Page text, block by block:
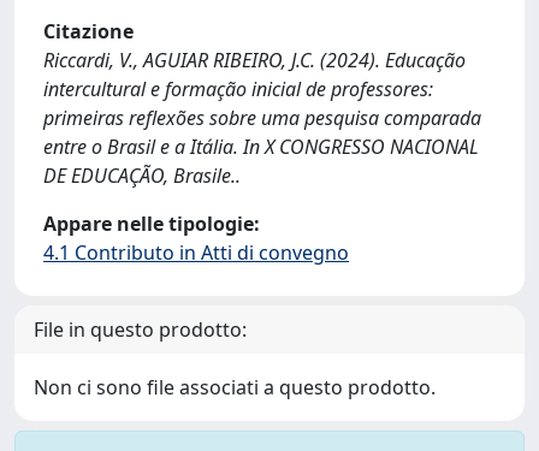
Citazione
Riccardi, V., AGUIAR RIBEIRO, J.C. (2024). Educação
intercultural e formação inicial de professores:
primeiras reflexões sobre uma pesquisa comparada
entre o Brasil e a Itália. In X CONGRESSO NACIONAL
DE EDUCAÇÃO, Brasile..
Appare nelle tipologie:
4.1 Contributo in Atti di convegno
File in questo prodotto:
Non ci sono file associati a questo prodotto.